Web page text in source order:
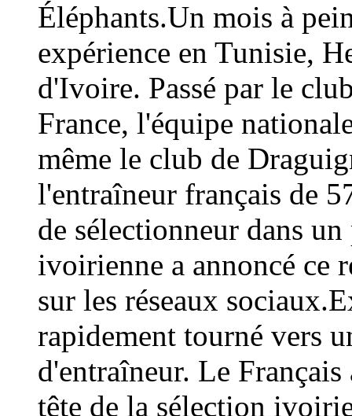
Éléphants.Un mois à
expérience en Tunisie,
d'Ivoire. Passé par le
France, l'équipe
même le club de
l'entraîneur français de
de sélectionneur dans
ivoirienne a annoncé ce
sur les réseaux
rapidement tourné vers
d'entraîneur. Le
tête de la sélection